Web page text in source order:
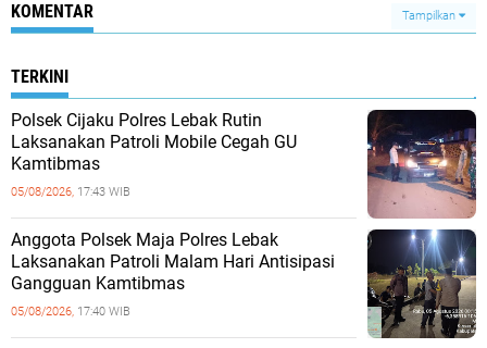
KOMENTAR Tampilkan
TERKINI
Polsek Cijaku Polres Lebak Rutin
Laksanakan Patroli Mobile Cegah GU
Kamtibmas
05/08/2026, 17:43 WIB
Anggota Polsek Maja Polres Lebak
Laksanakan Patroli Malam Hari Antisipasi
Gangguan Kamtibmas
05/08/2026, 17:40 WIB